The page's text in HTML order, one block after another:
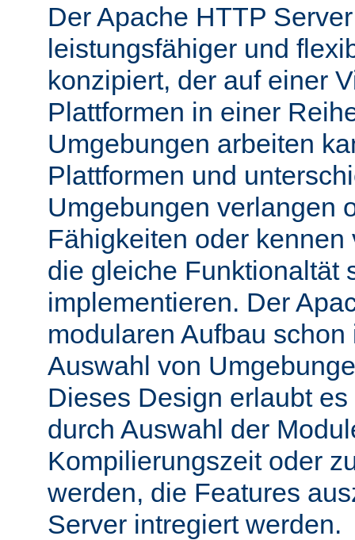
Der Apache HTTP
leistungsfähiger und
konzipiert, der auf einer
Plattformen in einer
Umgebungen arbeiten
Plattformen und
Umgebungen verlangen
Fähigkeiten oder
die gleiche Funktionaltät
implementieren. Der
modularen Aufbau
Auswahl von
Dieses Design erlaubt
durch Auswahl der
Kompilierungszeit oder
werden, die Features
Server intregiert werden.